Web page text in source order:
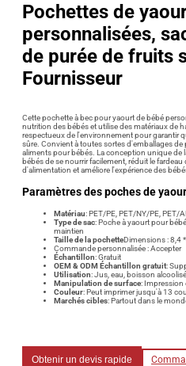
Pochettes de
personnalisées,
de purée de fruits
Fournisseur
Cette pochette à bec pour yaourt de bébé
nutrition des bébés et utilise des matériaux de
respectueux de l'environnement pour garantir
sûre. Convient à toutes sortes d'emballages de
aliments pour bébés. La conception unique de
bébés de se nourrir facilement, réduit le fardeau
d'alimentation et améliore l'expérience des
Paramètres des poches de
Matériau: PET/PE, PET/NY/PE, PET/
Type de sac: Poche à yaourt pour
maintien
Taille de la pochetteDimensions : 8,4
Commande personnalisée : Accepter
Échantillon: Gratuit
OEM & ODM Échantillon gratuit:
Utilisation: Jus, eau, boisson
Manipulation de surface: Impression
Couleur: Peut imprimer jusqu'à 13
Marchés cibles: Partout dans le
Obtenir un devis rapide